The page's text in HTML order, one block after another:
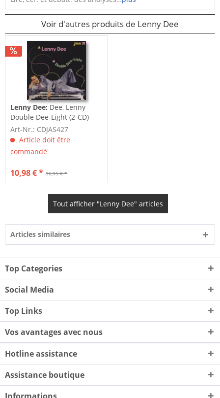
Voir d'autres produits de Lenny Dee
Lenny Dee: Dee, Lenny
Double Dee-Light (2-CD)
Art-Nr.: CDJAS427
Article doit être
commandé
16,95 € *
10,98 € *
Tout afficher "Lenny Dee" articles
Articles similaires
Top Categories
Social Media
Top Links
Vos avantages avec nous
Hotline assistance
Assistance boutique